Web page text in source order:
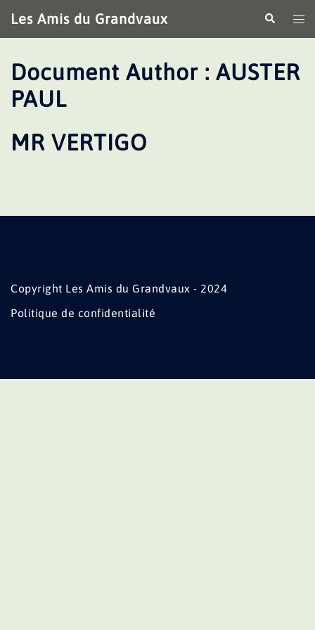
au
contenu
Les Amis du Grandvaux
le
Document Author : AUSTER
PAUL
MR VERTIGO
Copyright Les Amis du Grandvaux - 2024
Politique de confidentialité